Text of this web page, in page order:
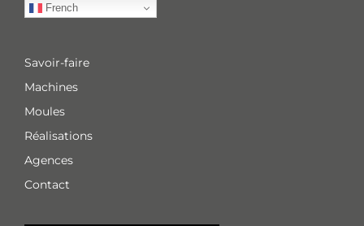
French
Savoir-faire
Machines
Moules
Réalisations
Agences
Contact